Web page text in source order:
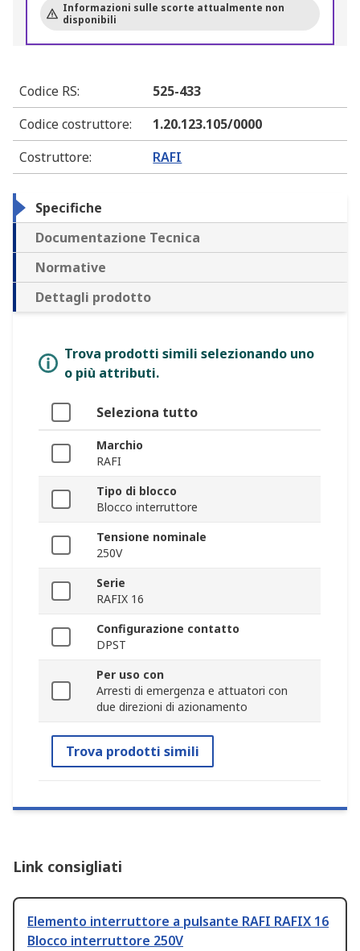
Informazioni sulle scorte attualmente non
disponibili
Codice RS:
525-433
Codice costruttore:
1.20.123.105/0000
Costruttore: RAFI
Specifiche
Documentazione Tecnica
Normative
Dettagli prodotto
Trova prodotti simili selezionando uno
o più attributi.
Seleziona tutto
Marchio
RAFI
Tipo di blocco
Blocco interruttore
Tensione nominale
250V
Serie
RAFIX 16
Configurazione contatto
DPST
Per uso con
Arresti di emergenza e attuatori con
due direzioni di azionamento
Trova prodotti simili
Link consigliati
Elemento interruttore a pulsante RAFI RAFIX 16
Blocco interruttore 250V